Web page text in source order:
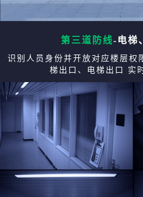
第三道防线-电梯
识别人员身份并开放对应楼层权
梯出口、电梯出口 实